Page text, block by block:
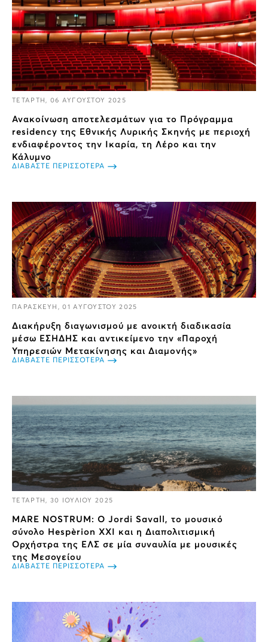
ΤΕΤΑΡΤΗ, 06 ΑΥΓΟΥΣΤΟΥ 2025
Ανακοίνωση αποτελεσμάτων για το Πρόγραμμα
residency της Εθνικής Λυρικής Σκηνής με περιοχή
ενδιαφέροντος την Ικαρία, τη Λέρο και την
Κάλυμνο
ΔΙΑΒΑΣΤΕ ΠΕΡΙΣΣΟΤΕΡΑ
ΠΑΡΑΣΚΕΥΗ, 01 ΑΥΓΟΥΣΤΟΥ 2025
Διακήρυξη διαγωνισμού με ανοικτή διαδικασία
μέσω ΕΣΗΔΗΣ και αντικείμενο την «Παροχή
Υπηρεσιών Μετακίνησης και Διαμονής»
ΔΙΑΒΑΣΤΕ ΠΕΡΙΣΣΟΤΕΡΑ
ΤΕΤΑΡΤΗ, 30 ΙΟΥΛΙΟΥ 2025
MARE NOSTRUM: Ο Jordi Savall, το μουσικό
σύνολο Hespèrion XXI και η Διαπολιτισμική
Ορχήστρα της ΕΛΣ σε μία συναυλία με μουσικές
της Μεσογείου
ΔΙΑΒΑΣΤΕ ΠΕΡΙΣΣΟΤΕΡΑ